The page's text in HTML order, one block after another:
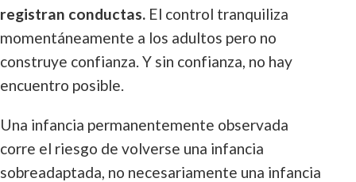
registran conductas. El control tranquiliza
momentáneamente a los adultos pero no
construye confianza. Y sin confianza, no hay
encuentro posible.
Una infancia permanentemente observada
corre el riesgo de volverse una infancia
sobreadaptada, no necesariamente una infancia